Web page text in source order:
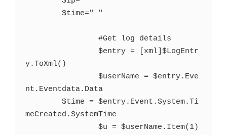
y.ToXml()
nt.Eventdata.Data
meCreated.SystemTime